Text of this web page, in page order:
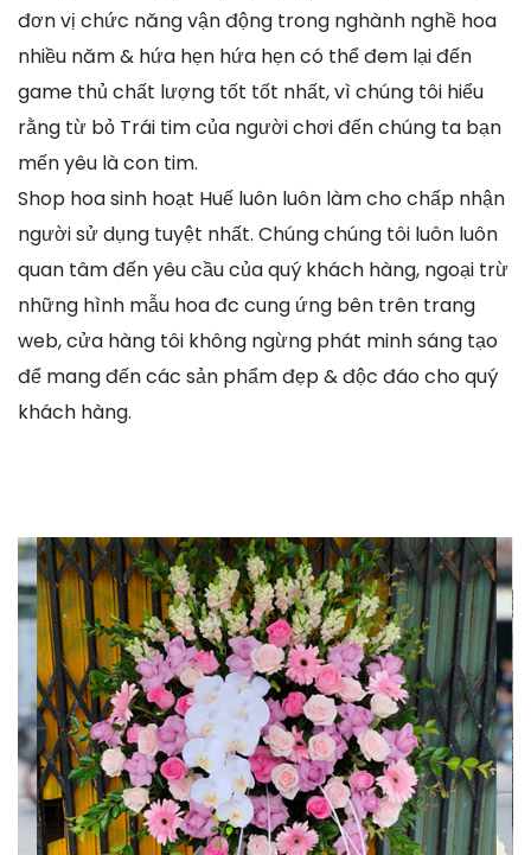
đơn vị chức năng vận động trong nghành nghề hoa
nhiều năm & hứa hẹn hứa hẹn có thể đem lại đến
game thủ chất lượng tốt tốt nhất, vì chúng tôi hiểu
rằng từ bỏ Trái tim của người chơi đến chúng ta bạn
mến yêu là con tim.
Shop hoa sinh hoạt Huế luôn luôn làm cho chấp nhận
người sử dụng tuyệt nhất. Chúng chúng tôi luôn luôn
quan tâm đến yêu cầu của quý khách hàng, ngoại trừ
những hình mẫu hoa đc cung ứng bên trên trang
web, cửa hàng tôi không ngừng phát minh sáng tạo
để mang đến các sản phẩm đẹp & độc đáo cho quý
khách hàng.